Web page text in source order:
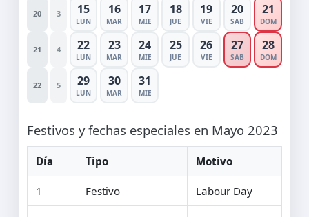
20 3 15
LUN
16
MAR
17
MIE
18
JUE
19
VIE
20
SAB
21
DOM
21 4 22
LUN
23
MAR
24
MIE
25
JUE
26
VIE
27
SAB
28
DOM
22 5 29
LUN
30
MAR
31
MIE
Festivos y fechas especiales en Mayo 2023
Día Tipo Motivo
1 Festivo Labour Day